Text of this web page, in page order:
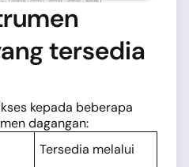
tersedia
kepada beberapa
dagangan:
Tersedia melalui